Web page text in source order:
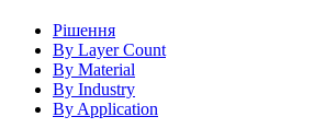
Рішення
By Layer Count
By Material
By Industry
By Application